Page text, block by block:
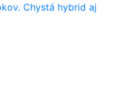
Chystá hybrid aj